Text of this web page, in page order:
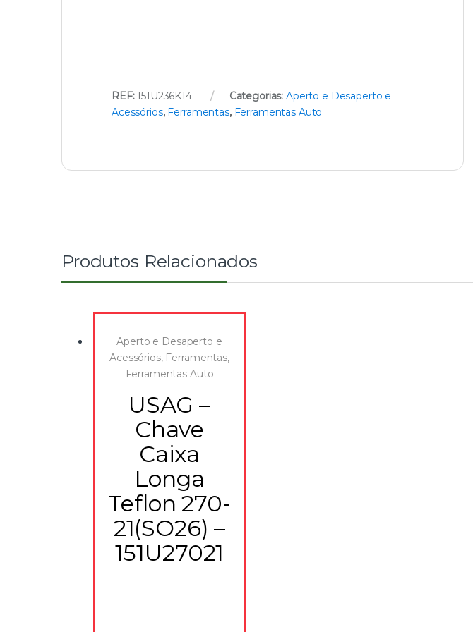
REF:151U236K14 Categorias: Aperto e Desaperto e
Acessórios, Ferramentas, Ferramentas Auto
Produtos Relacionados
Aperto e Desaperto e
Acessórios, Ferramentas,
Ferramentas Auto
USAG –
Chave
Caixa
Longa
Teflon 270-
21(SO26) –
151U27021